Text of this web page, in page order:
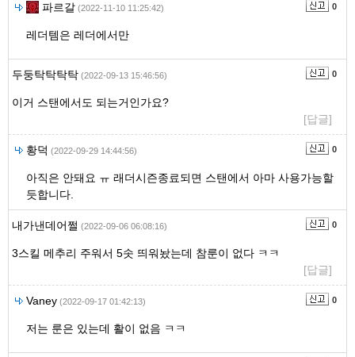
파르갈 (2022-11-10 11:25:42) 0
레더템은 레더에서만
두둥탁탁탁탁 (2022-09-13 15:46:56) 0
이거 스탠에서도 되는거인가요?
[답글]
황덕 (2022-09-29 14:44:56) 0
아직은 안돼요 ㅠ 래더시즌종료되면 스탠에서 아마 사용가능할
듯합니다.
내가낸데어쩔 (2022-09-06 06:08:16) 0
3스킬 메추리 주워서 5솟 띄워놨는데 참룬이 없다 ㅋㅋ
[답글]
Vaney (2022-09-17 01:42:13) 0
저는 룬은 있는데 활이 없음 ㅋㅋ